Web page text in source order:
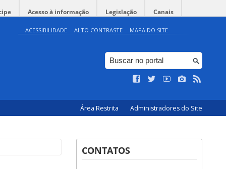
Acesso à informação Legislação Canais
ACESSIBILIDADE ALTO CONTRASTE MAPA DO SITE
Área Restrita Administradores do Site
CONTATOS